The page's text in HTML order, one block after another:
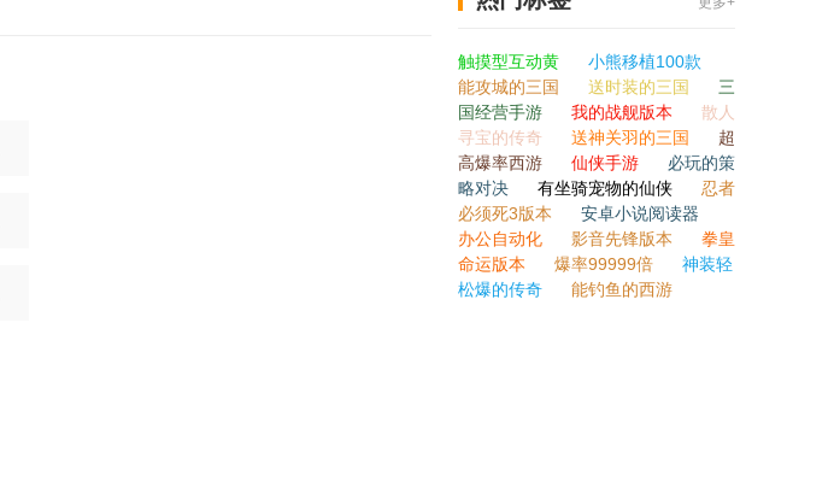
触摸型互动黄
小熊移植100款
能攻城的三国
送时装的三国
三
国经营手游
我的战舰版本
散人
寻宝的传奇
送神关羽的三国
超
高爆率西游
仙侠手游
必玩的策
略对决
有坐骑宠物的仙侠
忍者
必须死3版本
安卓小说阅读器
办公自动化
影音先锋版本
拳皇
命运版本
爆率99999倍
神装轻
松爆的传奇
能钓鱼的西游